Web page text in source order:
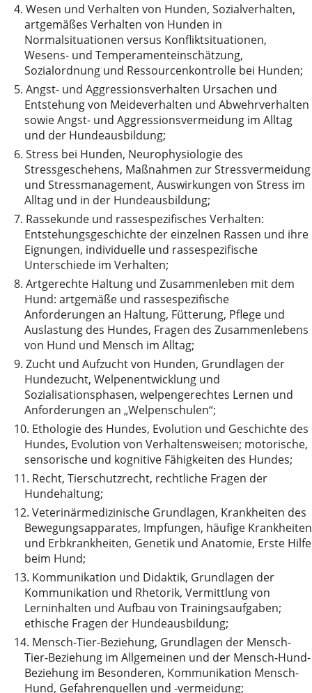
4. Wesen und Verhalten von Hunden, Sozialverhalten,
artgemäßes Verhalten von Hunden in
Normalsituationen versus Konfliktsituationen,
Wesens- und Temperamenteinschätzung,
Sozialordnung und Ressourcenkontrolle bei Hunden;
5. Angst- und Aggressionsverhalten Ursachen und
Entstehung von Meideverhalten und Abwehrverhalten
sowie Angst- und Aggressionsvermeidung im Alltag
und der Hundeausbildung;
6. Stress bei Hunden, Neurophysiologie des
Stressgeschehens, Maßnahmen zur Stressvermeidung
und Stressmanagement, Auswirkungen von Stress im
Alltag und in der Hundeausbildung;
7. Rassekunde und rassespezifisches Verhalten:
Entstehungsgeschichte der einzelnen Rassen und ihre
Eignungen, individuelle und rassespezifische
Unterschiede im Verhalten;
8. Artgerechte Haltung und Zusammenleben mit dem
Hund: artgemäße und rassespezifische
Anforderungen an Haltung, Fütterung, Pflege und
Auslastung des Hundes, Fragen des Zusammenlebens
von Hund und Mensch im Alltag;
9. Zucht und Aufzucht von Hunden, Grundlagen der
Hundezucht, Welpenentwicklung und
Sozialisationsphasen, welpengerechtes Lernen und
Anforderungen an „Welpenschulen“;
10. Ethologie des Hundes, Evolution und Geschichte des
Hundes, Evolution von Verhaltensweisen; motorische,
sensorische und kognitive Fähigkeiten des Hundes;
11. Recht, Tierschutzrecht, rechtliche Fragen der
Hundehaltung;
12. Veterinärmedizinische Grundlagen, Krankheiten des
Bewegungsapparates, Impfungen, häufige Krankheiten
und Erbkrankheiten, Genetik und Anatomie, Erste Hilfe
beim Hund;
13. Kommunikation und Didaktik, Grundlagen der
Kommunikation und Rhetorik, Vermittlung von
Lerninhalten und Aufbau von Trainingsaufgaben;
ethische Fragen der Hundeausbildung;
14. Mensch-Tier-Beziehung, Grundlagen der Mensch-
Tier-Beziehung im Allgemeinen und der Mensch-Hund-
Beziehung im Besonderen, Kommunikation Mensch-
Hund, Gefahrenquellen und -vermeidung;